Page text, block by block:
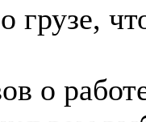
грузе,
о